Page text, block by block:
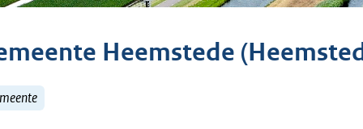
Heemstede